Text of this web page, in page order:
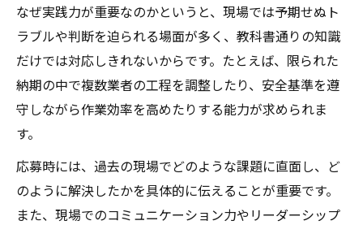
なぜ実践力が重要なのかというと、現場では予期せぬト
ラブルや判断を迫られる場面が多く、教科書通りの知識
だけでは対応しきれないからです。たとえば、限られた
納期の中で複数業者の工程を調整したり、安全基準を遵
守しながら作業効率を高めたりする能力が求められま
す。
応募時には、過去の現場でどのような課題に直面し、ど
のように解決したかを具体的に伝えることが重要です。
また、現場でのコミュニケーション力やリーダーシップ